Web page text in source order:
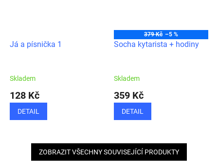
Já a písnička 1
Skladem
128 Kč
DETAIL
379 Kč –5 %
Socha kytarista + hodiny
Skladem
359 Kč
DETAIL
ZOBRAZIT VŠECHNY SOUVISEJÍCÍ PRODUKTY